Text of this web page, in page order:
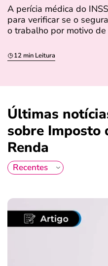
A perícia médica do
para verificar se o
o trabalho por motivo
12 min Leitura
Últimas
sobre Imposto
Renda